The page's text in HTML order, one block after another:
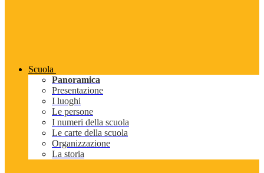
Scuola
Panoramica
Presentazione
I luoghi
Le persone
I numeri della scuola
Le carte della scuola
Organizzazione
La storia